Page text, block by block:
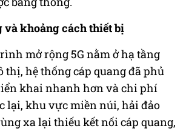
và khoảng cách thiết bị
mở rộng 5G nằm ở hạ tầng
thị, hệ thống cáp quang đã phủ
khai nhanh hơn và chi phí
lại, khu vực miền núi, hải đảo
xa lại thiếu kết nối cáp quang,